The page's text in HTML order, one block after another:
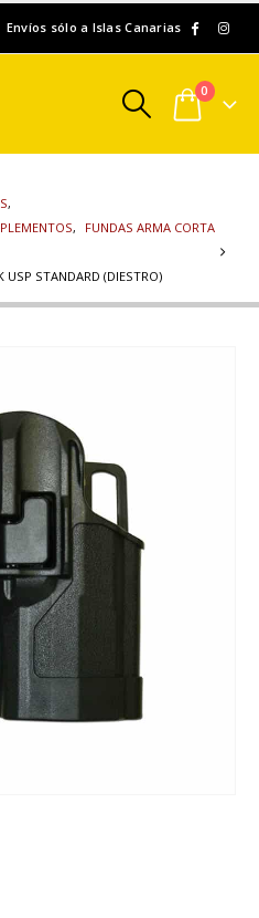
Envíos sólo a Islas Canarias
0
,
, FUNDAS ARMA CORTA
USP STANDARD (DIESTRO)